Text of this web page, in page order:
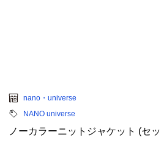
nano・universe
NANO universe
ノーカラーニットジャケット (セ